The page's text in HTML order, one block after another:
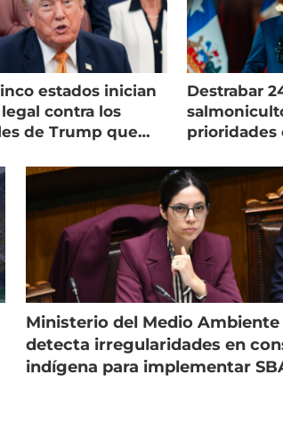
estados inician
contra los
de Trump que
Destrabar
prioridades
Ministerio del Medio Ambiente
detecta irregularidades en
indígena para implementar